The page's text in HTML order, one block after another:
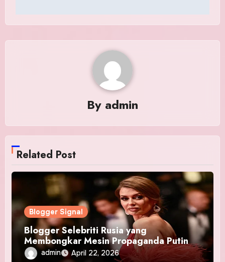
By admin
Related Post
Blogger Signal
Blogger Selebriti Rusia yang
Membongkar Mesin Propaganda Putin
admin April 22, 2026